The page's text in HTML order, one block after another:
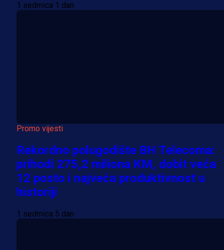
1 sedmica 1 dan
Promo vijesti
Rekordno polugodište BH Telecoma:
prihodi 275,2 miliona KM, dobit veća
12 posto i najveća produktivnost u
historiji
1 sedmica 5 dan